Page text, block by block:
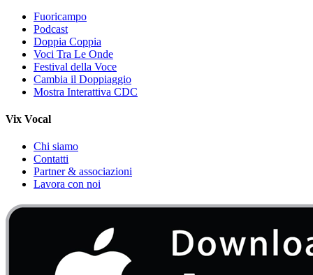
Fuoricampo
Podcast
Doppia Coppia
Voci Tra Le Onde
Festival della Voce
Cambia il Doppiaggio
Mostra Interattiva CDC
Vix Vocal
Chi siamo
Contatti
Partner & associazioni
Lavora con noi